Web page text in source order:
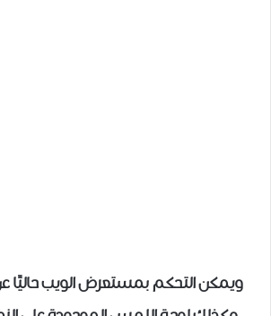
ويمكن التحكم بمستعرض الويب حاليًا